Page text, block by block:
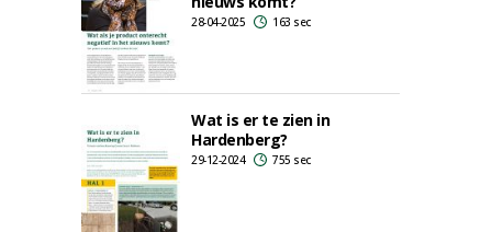
28-04-2025 163 sec
Wat is er te zien in
Hardenberg?
29-12-2024 755 sec